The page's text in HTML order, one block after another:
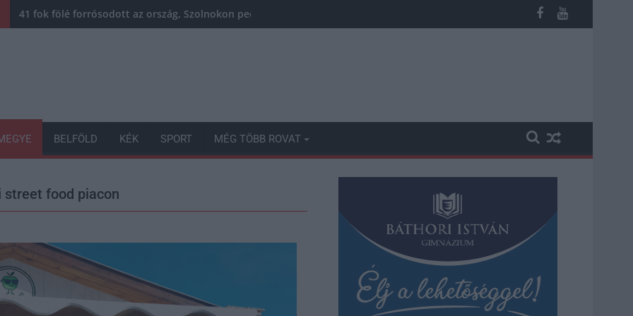
41 fok fölé forrósodott az ország, Szolnokon pedig egy másik rekord is megdőlt
BELFÖLD KÉK SPORT MÉG TÖBB ROVAT
street food piacon